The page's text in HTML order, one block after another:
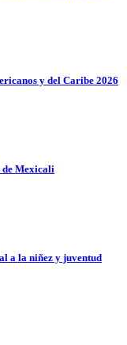
y del Caribe 2026
de Mexicali
a la niñez y juventud